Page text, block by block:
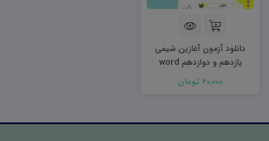
دانلود آزمون آغازین شیمی
یازدهم و دوازدهم word
20,000 تومان